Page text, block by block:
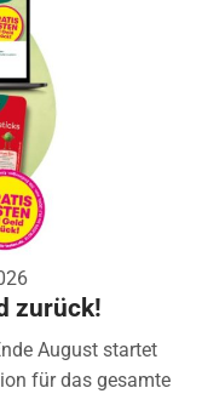
zurück!
August startet
für das gesamte